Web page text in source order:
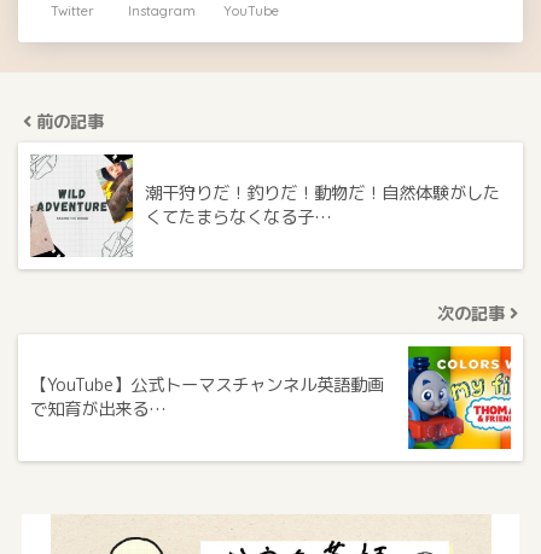
Twitter Instagram YouTube
前の記事
潮干狩りだ！釣りだ！動物だ！自然体験がした
くてたまらなくなる子…
次の記事
【YouTube】公式トーマスチャンネル英語動画
で知育が出来る…